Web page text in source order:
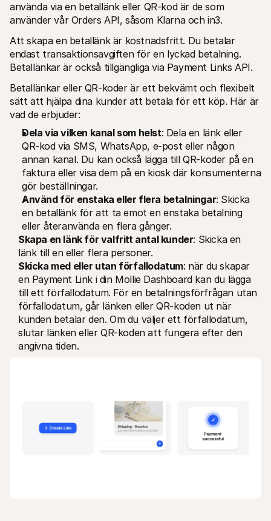
använda via en betallänk eller QR-kod är de som
använder vår Orders API, såsom Klarna och in3.
Att skapa en betallänk är kostnadsfritt. Du betalar
endast transaktionsavgiften för en lyckad betalning.
Betallänkar är också tillgängliga via Payment Links API.
Betallänkar eller QR-koder är ett bekvämt och flexibelt
sätt att hjälpa dina kunder att betala för ett köp. Här är
vad de erbjuder:
Dela via vilken kanal som helst: Dela en länk eller
QR-kod via SMS, WhatsApp, e-post eller någon
annan kanal. Du kan också lägga till QR-koder på en
faktura eller visa dem på en kiosk där konsumenterna
gör beställningar.
Använd för enstaka eller flera betalningar: Skicka
en betallänk för att ta emot en enstaka betalning
eller återanvända en flera gånger.
Skapa en länk för valfritt antal kunder: Skicka en
länk till en eller flera personer.
Skicka med eller utan förfallodatum: när du skapar
en Payment Link i din Mollie Dashboard kan du lägga
till ett förfallodatum. För en betalningsförfrågan utan
förfallodatum, går länken eller QR-koden ut när
kunden betalar den. Om du väljer ett förfallodatum,
slutar länken eller QR-koden att fungera efter den
angivna tiden.